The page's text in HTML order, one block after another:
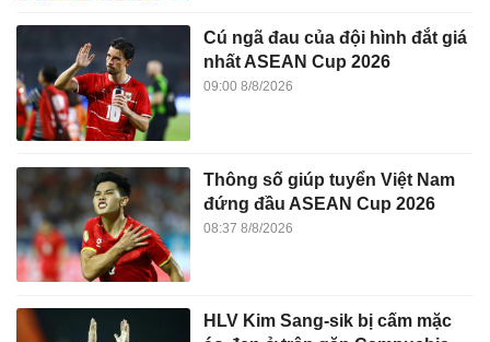
Cú ngã đau của đội hình đắt giá
nhất ASEAN Cup 2026
09:00 8/8/2026
Thông số giúp tuyển Việt Nam
đứng đầu ASEAN Cup 2026
08:37 8/8/2026
HLV Kim Sang-sik bị cấm mặc